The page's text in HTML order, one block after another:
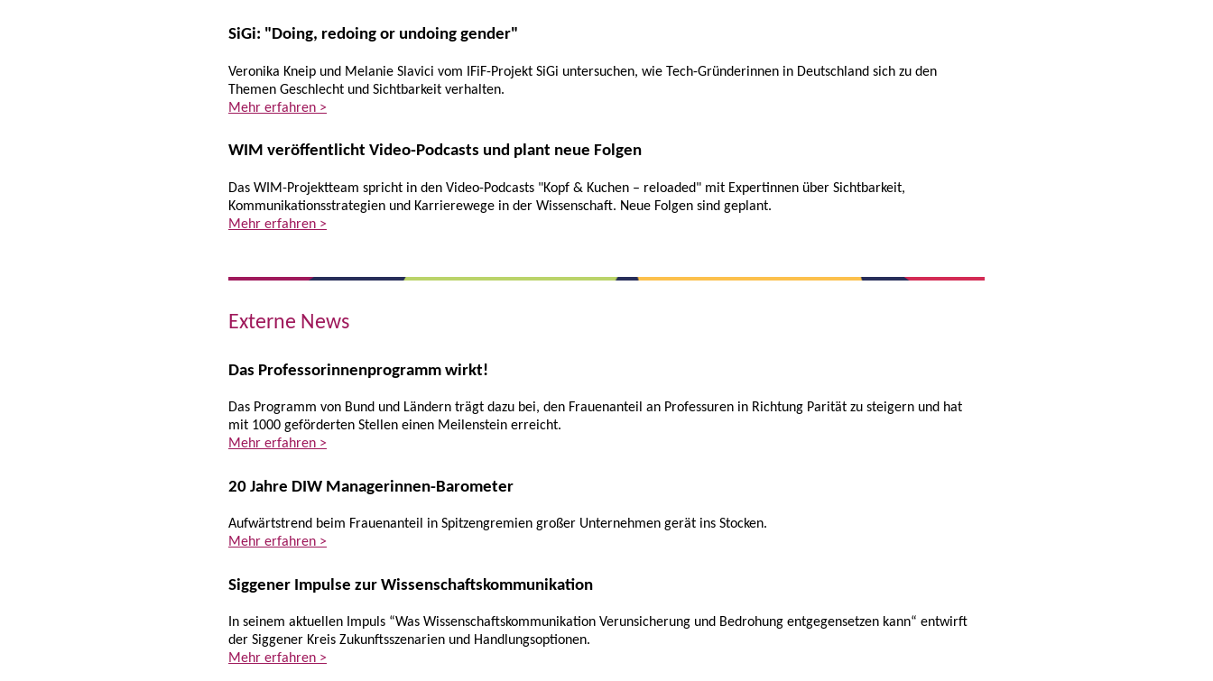
SiGi: "Doing, redoing or undoing gender"
Veronika Kneip und Melanie Slavici vom IFiF-Projekt SiGi untersuchen, wie Tech-Gründerinnen in Deutschland sich zu den
Themen Geschlecht und Sichtbarkeit verhalten.
Mehr erfahren >
WIM veröffentlicht Video-Podcasts und plant neue Folgen
Das WIM-Projektteam spricht in den Video-Podcasts "Kopf & Kuchen – reloaded" mit Expertinnen über Sichtbarkeit,
Kommunikationsstrategien und Karrierewege in der Wissenschaft. Neue Folgen sind geplant.
Mehr erfahren >
Externe News
Das Professorinnenprogramm wirkt!
Das Programm von Bund und Ländern trägt dazu bei, den Frauenanteil an Professuren in Richtung Parität zu steigern und hat
mit 1000 geförderten Stellen einen Meilenstein erreicht.
Mehr erfahren >
20 Jahre DIW Managerinnen-Barometer
Aufwärtstrend beim Frauenanteil in Spitzengremien großer Unternehmen gerät ins Stocken.
Mehr erfahren >
Siggener Impulse zur Wissenschaftskommunikation
In seinem aktuellen Impuls “Was Wissenschaftskommunikation Verunsicherung und Bedrohung entgegensetzen kann“ entwirft
der Siggener Kreis Zukunftsszenarien und Handlungsoptionen.
Mehr erfahren >